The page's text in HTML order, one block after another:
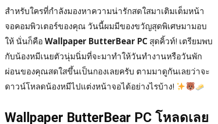
สำหรับใครที่กำลังมองหาความน่ารักสดใสมาเติมเต็มหน้า
จอคอมพิวเตอร์ของคุณ วันนี้ผมมีของขวัญสุดพิเศษมามอบ
ให้ นั่นก็คือ Wallpaper ButterBear PC สุดคิ้วท์! เตรียมพบ
กับน้องหมีเนยตัวนุ่มนิ่มที่จะมาทำให้วันทำงานหรือวันพัก
ผ่อนของคุณสดใสขึ้นเป็นกองเลยครับ ตามมาดูกันเลยว่าจะ
ดาวน์โหลดน้องหมีไปแต่งหน้าจอได้อย่างไรบ้าง!
Wallpaper ButterBear PC โหลดเลย